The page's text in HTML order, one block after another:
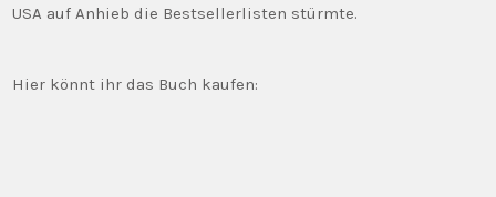
USA auf Anhieb die Bestsellerlisten stürmte.
Hier könnt ihr das Buch kaufen: